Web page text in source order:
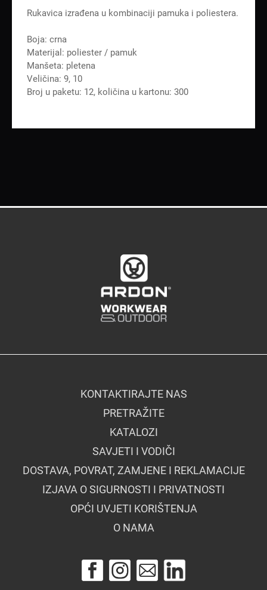
Rukavica izrađena u kombinaciji pamuka i poliestera.
Boja: crna
Materijal: poliester / pamuk
Manšeta: pletena
Veličina: 9, 10
Broj u paketu: 12, količina u kartonu: 300
KONTAKTIRAJTE NAS
PRETRAŽITE
KATALOZI
SAVJETI I VODIČI
DOSTAVA, POVRAT, ZAMJENE I REKLAMACIJE
IZJAVA O SIGURNOSTI I PRIVATNOSTI
OPĆI UVJETI KORIŠTENJA
O NAMA